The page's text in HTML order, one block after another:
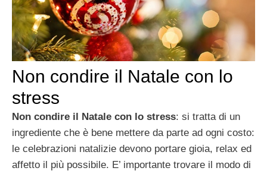
Non condire il Natale con lo
stress
Non condire il Natale con lo stress: si tratta di un
ingrediente che è bene mettere da parte ad ogni costo:
le celebrazioni natalizie devono portare gioia, relax ed
affetto il più possibile. E’ importante trovare il modo di